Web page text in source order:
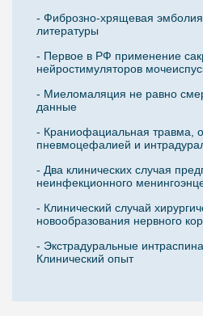
- Фиброзно-хрящевая
литературы
- Первое в РФ применение
нейростимуляторов
- Миеломаляция не равно
данные
- Краниофациальная травма,
пневмоцефалией и
- Два клинических случая
неинфекционного
- Клинический случай
новообразования нервного
- Экстрадуральные
Клинический опыт